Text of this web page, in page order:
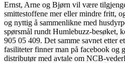
Ernst, Arne og Bjørn vil være
smittestoffene mer eller mindre fritt,
og nyttig å sammenlikne med
spørsmål rundt Humlebuzz-besøket,
905 05 409. Det samme savnet etter
fasiliteter finner man på facebook og
distributør med avtale om NCB-